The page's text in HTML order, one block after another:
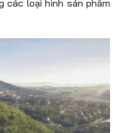
các loại hình sản phẩm